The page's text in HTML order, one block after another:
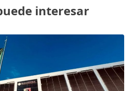
interesar